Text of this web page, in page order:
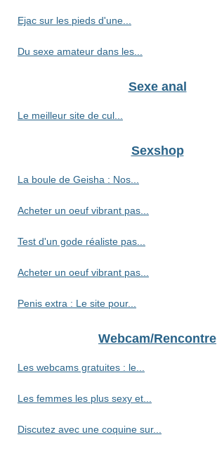
Ejac sur les pieds d'une...
Du sexe amateur dans les...
Sexe anal
Le meilleur site de cul...
Sexshop
La boule de Geisha : Nos...
Acheter un oeuf vibrant pas...
Test d'un gode réaliste pas...
Acheter un oeuf vibrant pas...
Penis extra : Le site pour...
Webcam/Rencontre
Les webcams gratuites : le...
Les femmes les plus sexy et...
Discutez avec une coquine sur...